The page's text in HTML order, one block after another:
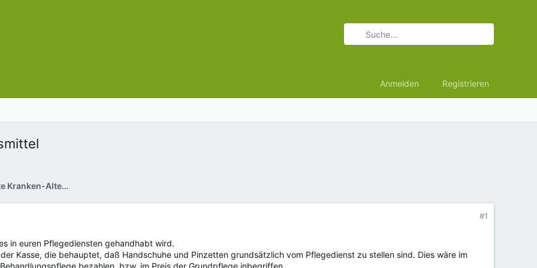
Anmelden Registrieren
Ambulante Pflege / Private Kranken-Altenpflege zu Hause
#1
in euren Pflegediensten gehandhabt wird.
Kasse, die behauptet, daß Handschuhe und Pinzetten grundsätzlich vom Pflegedienst zu stellen sind. Dies wäre im
bezahlen, bzw. im Preis der Grundpflege inbegriffen.